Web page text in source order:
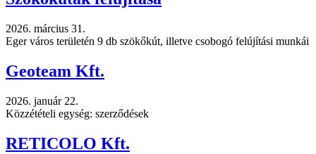
2026. március 31.
Eger város területén 9 db szökőkút, illetve csobogó felújítási munkái
Geoteam Kft.
2026. január 22.
Közzétételi egység: szerződések
RETICOLO Kft.